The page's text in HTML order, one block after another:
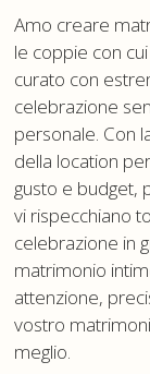
Amo creare
le coppie con
curato con
celebrazione
personale. Con
della location
gusto e budget,
vi rispecchiano
celebrazione in
matrimonio
attenzione,
vostro
meglio.